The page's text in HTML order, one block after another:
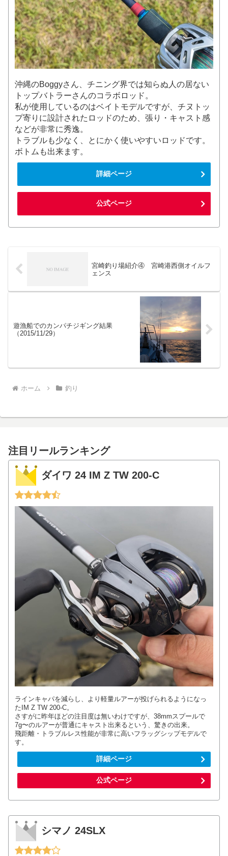
沖縄のBoggyさん、チニング界では知らぬ人の居ない
トップバトラーさんのコラボロッド。
私が使用しているのはベイトモデルですが、チヌトッ
プ寄りに設計されたロッドのため、張り・キャスト感
などが非常に秀逸。
トラブルも少なく、とにかく使いやすいロッドです。
ボトムも出来ます。
詳細ページ
公式ページ
宮崎釣り場紹介④ 宮崎港西側オイルフ
ェンス
遊漁船でのカンパチジギング結果
（2015/11/29）
ホーム 釣り
注目リールランキング
ダイワ 24 IM Z TW 200-C
ラインキャパを減らし、より軽量ルアーが投げられるようになっ
たIM Z TW 200-C。
さすがに昨年ほどの注目度は無いわけですが、38mmスプールで
7g〜のルアーが普通にキャスト出来るという、驚きの出来。
飛距離・トラブルレス性能が非常に高いフラッグシップモデルで
す。
詳細ページ
公式ページ
シマノ 24SLX